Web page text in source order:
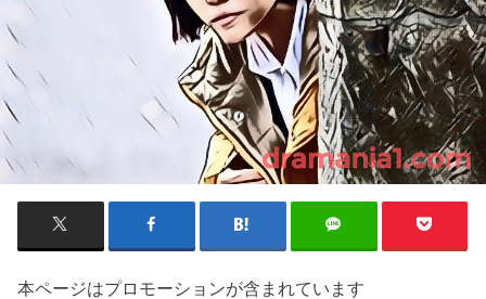
本ページはプロモーションが含まれています